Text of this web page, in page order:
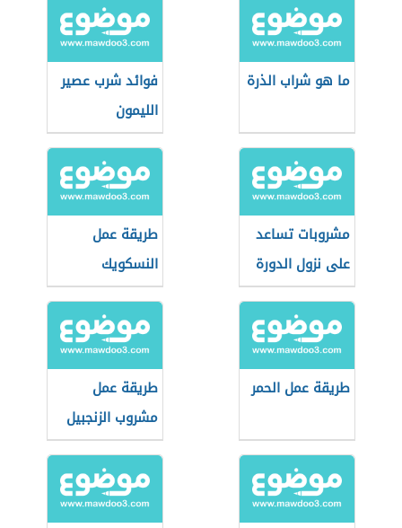
ما هو شراب الذرة
فوائد شرب عصير
الليمون
مشروبات تساعد
على نزول الدورة
الشهرية
طريقة عمل
النسكويك
طريقة عمل الحمر
طريقة عمل
مشروب الزنجبيل